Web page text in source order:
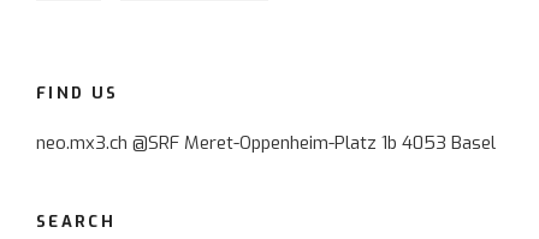
FIND US
neo.mx3.ch @SRF Meret-Oppenheim-Platz 1b 4053 Basel
SEARCH